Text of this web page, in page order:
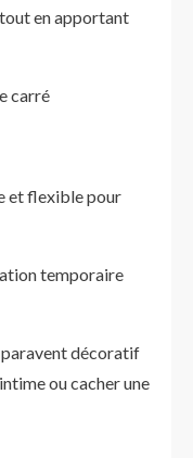
en apportant
carré
et flexible pour
temporaire
paravent décoratif
ou cacher une